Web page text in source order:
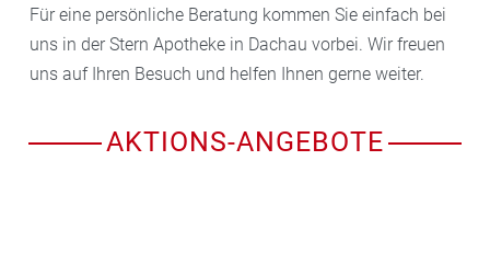
Für eine persönliche Beratung kommen Sie einfach bei
uns in der Stern Apotheke in Dachau vorbei. Wir freuen
uns auf Ihren Besuch und helfen Ihnen gerne weiter.
AKTIONS-ANGEBOTE